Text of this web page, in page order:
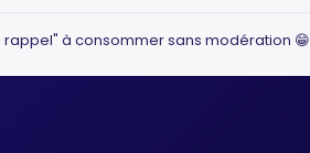
à consommer sans modération 😁